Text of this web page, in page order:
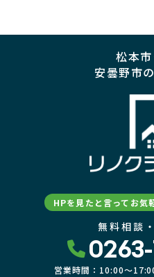
松本
安曇野市
HPを見たと言ってお気
無料相談
営業時間：10:00〜